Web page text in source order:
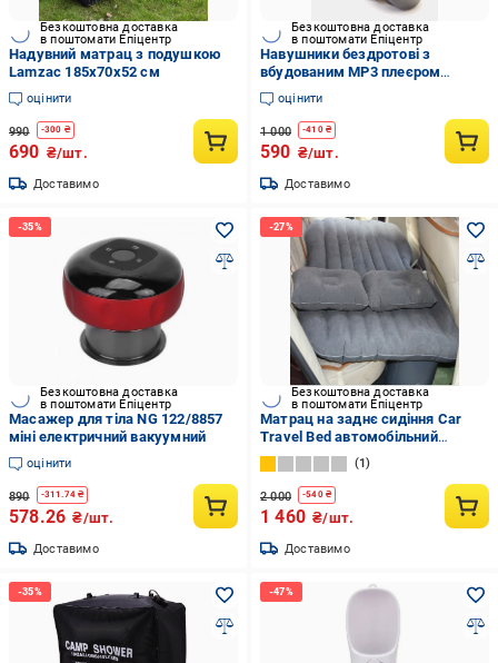
Безкоштовна доставка
в поштомати Епіцентр
Надувний матрац з подушкою
Lamzac 185x70x52 см
оцінити
990 -300 ₴
690 ₴/шт.
Доставимо
Безкоштовна доставка
в поштомати Епіцентр
Навушники бездротові з
вбудованим MP3 плеєром
Bluetooth AT-7617 USB FM-радіо
оцінити
1 000 -410₴
590 ₴/шт.
Доставимо
Безкоштовна доставка
в поштомати Епіцентр
Масажер для тіла NG 122/8857
міні електричний вакуумний
оцінити
890 -311.74 ₴
578.26 ₴/шт.
Доставимо
Безкоштовна доставка
в поштомати Епіцентр
Матрац на заднє сидіння Car
Travel Bed автомобільний
надувний
1
2 000 -540₴
1 460 ₴/шт.
Доставимо